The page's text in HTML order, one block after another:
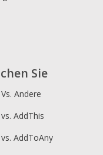
Sie
Andere
AddThis
AddToAny